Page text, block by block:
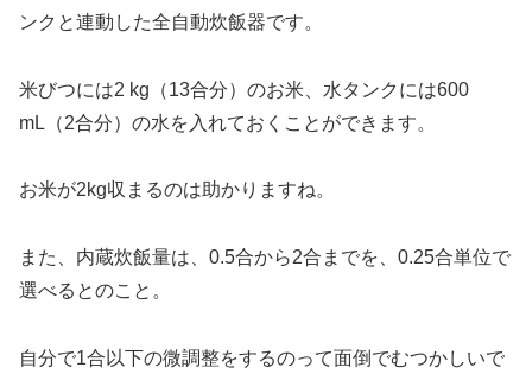
ンクと連動した全自動炊飯器です。
米びつには2 kg（13合分）のお米、水タンクには600
mL（2合分）の水を入れておくことができます。
お米が2kg収まるのは助かりますね。
また、内蔵炊飯量は、0.5合から2合までを、0.25合単位で
選べるとのこと。
自分で1合以下の微調整をするのって面倒でむつかしいで